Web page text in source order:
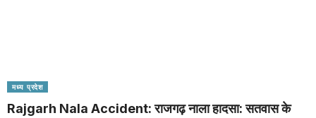
मध्य प्रदेश
Rajgarh Nala Accident: राजगढ़ नाला हादसा: सतवास के